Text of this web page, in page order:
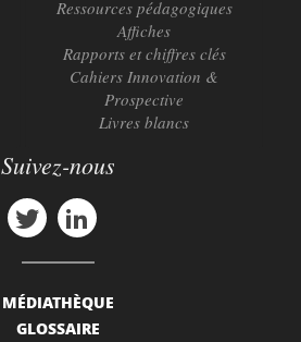
Ressources pédagogiques
Affiches
Rapports et chiffres clés
Cahiers Innovation &
Prospective
Livres blancs
Suivez-nous
MÉDIATHÈQUE
GLOSSAIRE